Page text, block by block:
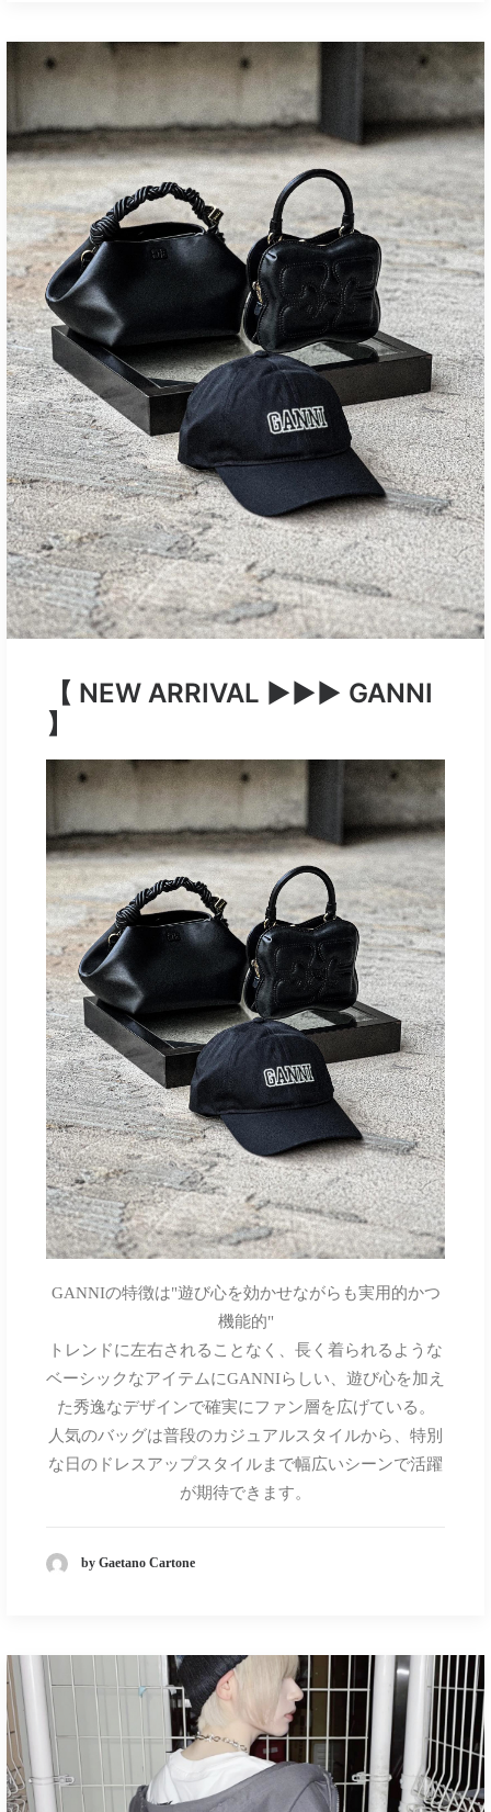
【 NEW ARRIVAL ▶︎▶︎▶︎ GANNI
】
GANNIの特徴は"遊び心を効かせながらも実用的かつ
機能的"
トレンドに左右されることなく、長く着られるような
ベーシックなアイテムにGANNIらしい、遊び心を加え
た秀逸なデザインで確実にファン層を広げている。
人気のバッグは普段のカジュアルスタイルから、特別
な日のドレスアップスタイルまで幅広いシーンで活躍
が期待できます。
by Gaetano Cartone